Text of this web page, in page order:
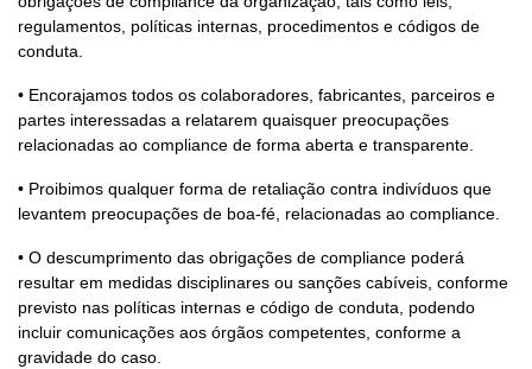
regulamentos, políticas internas, procedimentos e códigos de
conduta.
• Encorajamos todos os colaboradores, fabricantes, parceiros e
partes interessadas a relatarem quaisquer preocupações
relacionadas ao compliance de forma aberta e transparente.
• Proibimos qualquer forma de retaliação contra indivíduos que
levantem preocupações de boa-fé, relacionadas ao compliance.
• O descumprimento das obrigações de compliance poderá
resultar em medidas disciplinares ou sanções cabíveis, conforme
previsto nas políticas internas e código de conduta, podendo
incluir comunicações aos órgãos competentes, conforme a
gravidade do caso.